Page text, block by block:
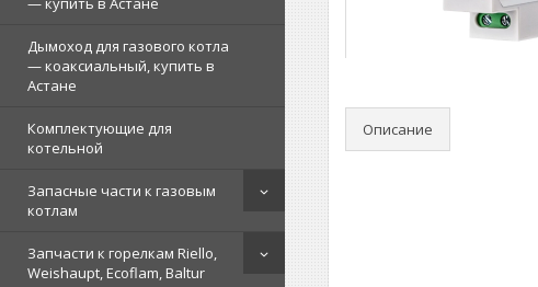
Дымоход для газового котла
— коаксиальный, купить в
Астане
Комплектующие для
котельной
Запасные части к газовым
котлам
Запчасти к горелкам Riello,
Weishaupt, Ecoflam, Baltur
Описание